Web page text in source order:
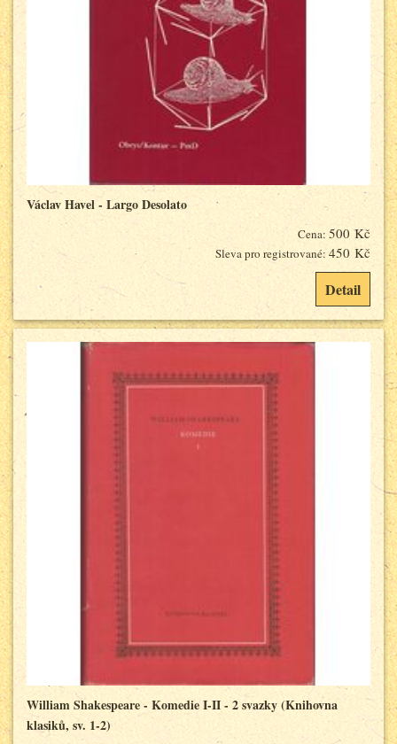
Václav Havel - Largo Desolato
Cena: 500 Kč
Sleva pro registrované: 450 Kč
Detail
William Shakespeare - Komedie I-II - 2 svazky (Knihovna
klasiků, sv. 1-2)